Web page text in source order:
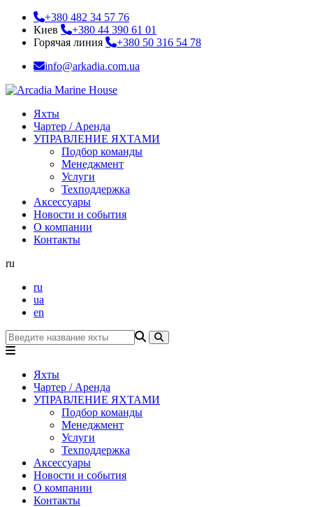
+380 482 34 57 76
Киев
+380 44 390 61 01
Горячая линия
+380 50 316 54 78
info@arkadia.com.ua
Яхты
Чартер / Аренда
УПРАВЛЕНИЕ ЯХТАМИ
Подбор команды
Менеджмент
Услуги
Техподдержка
Аксессуары
Новости и события
О компании
Контакты
ru
ru
ua
en
Яхты
Чартер / Аренда
УПРАВЛЕНИЕ ЯХТАМИ
Подбор команды
Менеджмент
Услуги
Техподдержка
Аксессуары
Новости и события
О компании
Контакты